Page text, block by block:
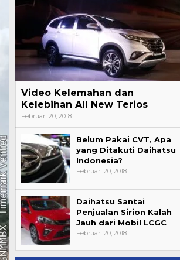
Video Kelemahan dan
Kelebihan All New Terios
Februari 20, 2018
Belum Pakai CVT, Apa
yang Ditakuti Daihatsu
Indonesia?
Februari 20, 2018
Daihatsu Santai
Penjualan Sirion Kalah
Jauh dari Mobil LCGC
Februari 20, 2018